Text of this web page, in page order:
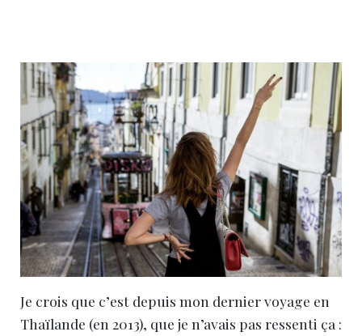
Je crois que c’est depuis mon dernier voyage en
Thaïlande (en 2013), que je n’avais pas ressenti ça :